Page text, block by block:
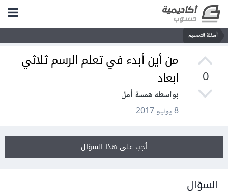
أسئلة التصميم
0
من أين أبدء في تعلم الرسم ثلاثي
ابعاد
بواسطة همسة أمل
8 يوليو 2017
أجب على هذا السؤال
السؤال